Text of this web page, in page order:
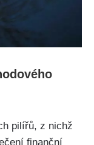
pilířů, z nichž
finanční